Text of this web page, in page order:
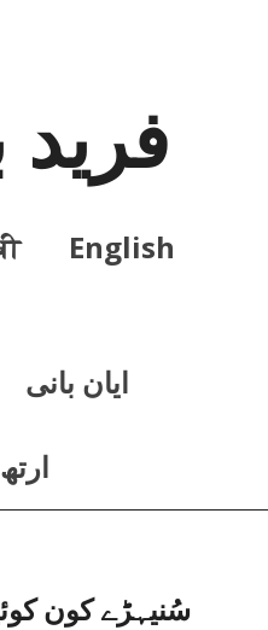
فرید
English
ايان بانی
سُنیہڑے کون